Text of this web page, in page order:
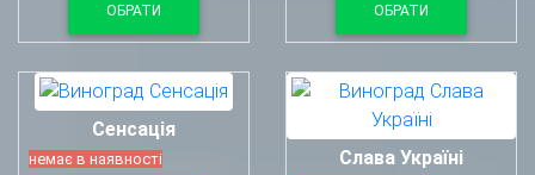
ОБРАТИ ОБРАТИ
Сенсація
немає в наявності Слава Україні